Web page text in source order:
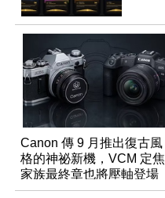
Canon 傳 9 月推出復古風
格的神祕新機，VCM 定焦
家族最終章也將壓軸登場